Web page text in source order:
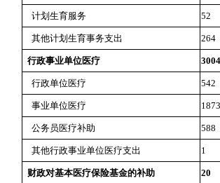
计划生育服务 52
其他计划生育事务支出 264
行政事业单位医疗 3004
行政单位医疗 542
事业单位医疗 1873
公务员医疗补助 588
其他行政事业单位医疗支出 1
财政对基本医疗保险基金的补助 20